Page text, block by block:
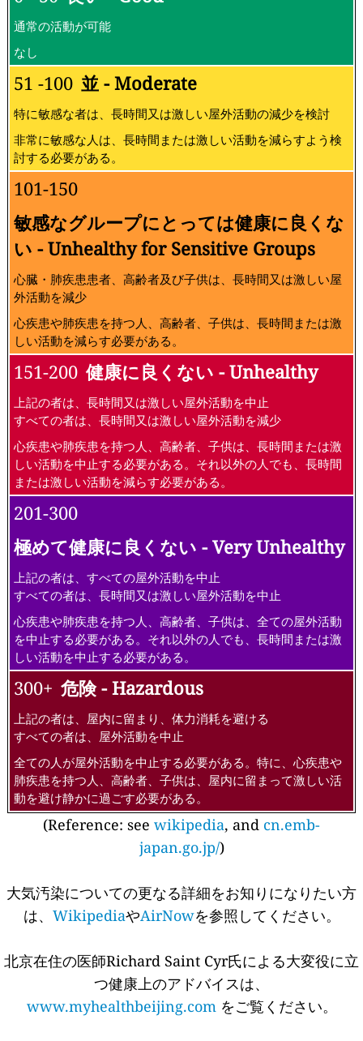
通常の活動が可能
なし
51 -100 並 - Moderate
特に敏感な者は、長時間又は激しい屋外活動の減少を検討
非常に敏感な人は、長時間または激しい活動を減らすよう検
討する必要がある。
101-150
敏感なグループにとっては健康に良くな
い - Unhealthy for Sensitive Groups
心臓・肺疾患患者、高齢者及び子供は、長時間又は激しい屋
外活動を減少
心疾患や肺疾患を持つ人、高齢者、子供は、長時間または激
しい活動を減らす必要がある。
151-200 健康に良くない - Unhealthy
上記の者は、長時間又は激しい屋外活動を中止
すべての者は、長時間又は激しい屋外活動を減少
心疾患や肺疾患を持つ人、高齢者、子供は、長時間または激
しい活動を中止する必要がある。それ以外の人でも、長時間
または激しい活動を減らす必要がある。
201-300
極めて健康に良くない - Very Unhealthy
上記の者は、すべての屋外活動を中止
すべての者は、長時間又は激しい屋外活動を中止
心疾患や肺疾患を持つ人、高齢者、子供は、全ての屋外活動
を中止する必要がある。それ以外の人でも、長時間または激
しい活動を中止する必要がある。
300+ 危険 - Hazardous
上記の者は、屋内に留まり、体力消耗を避ける
すべての者は、屋外活動を中止
全ての人が屋外活動を中止する必要がある。特に、心疾患や
肺疾患を持つ人、高齢者、子供は、屋内に留まって激しい活
動を避け静かに過ごす必要がある。
(Reference: see wikipedia, and cn.emb-
japan.go.jp/)
大気汚染についての更なる詳細をお知りになりたい方
は、 WikipediaやAirNowを参照してください。
北京在住の医師Richard Saint Cyr氏による大変役に立
つ健康上のアドバイスは、
www.myhealthbeijing.com をご覧ください。